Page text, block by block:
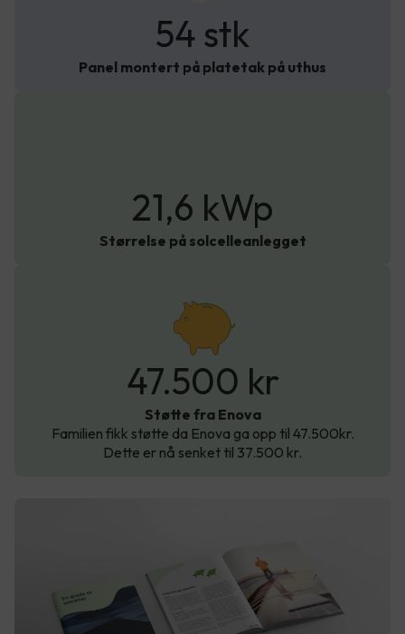
54 stk
Panel montert på platetak på uthus
21,6 kWp
Størrelse på solcelleanlegget
47.500 kr
Støtte fra Enova
Familien fikk støtte da Enova ga opp til 47.500kr.
Dette er nå senket til 37.500 kr.